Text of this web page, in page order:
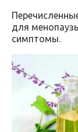
для
симптомы.